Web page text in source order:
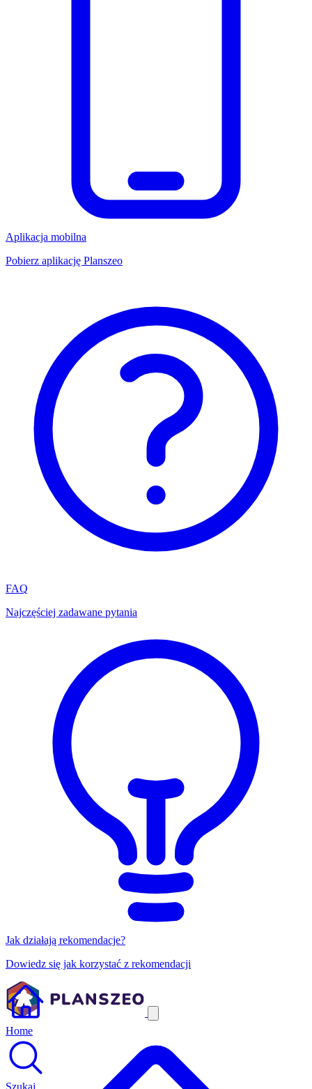
Aplikacja mobilna
Pobierz aplikację Planszeo
FAQ
Najczęściej zadawane pytania
Jak działają rekomendacje?
Dowiedz się jak korzystać z rekomendacji
Home
Szukaj